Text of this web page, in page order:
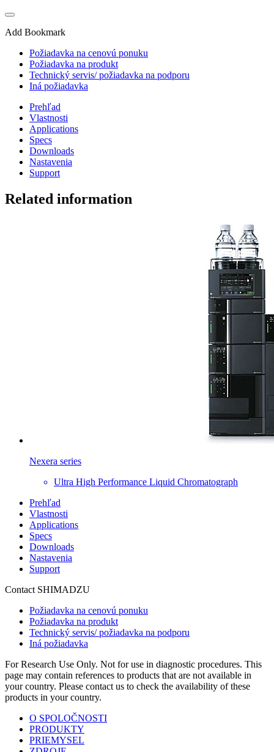
Add Bookmark
Požiadavka na cenovú ponuku
Požiadavka na produkt
Technický servis/ požiadavka na podporu
Iná požiadavka
Prehľad
Vlastnosti
Applications
Specs
Downloads
Nastavenia
Support
Related information
Nexera series
Ultra High Performance Liquid Chromatograph
Prehľad
Vlastnosti
Applications
Specs
Downloads
Nastavenia
Support
Contact SHIMADZU
Požiadavka na cenovú ponuku
Požiadavka na produkt
Technický servis/ požiadavka na podporu
Iná požiadavka
For Research Use Only. Not for use in diagnostic procedures. This
page may contain references to products that are not available in
your country. Please contact us to check the availability of these
products in your country.
O SPOLOČNOSTI
PRODUKTY
PRIEMYSEL